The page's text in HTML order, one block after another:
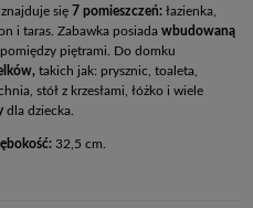
się 7 pomieszczeń: łazienka,
i taras. Zabawka posiada wbudowaną
pomiędzy piętrami. Do domku
takich jak: prysznic, toaleta,
stół z krzesłami, łóżko i wiele
dla dziecka.
32,5 cm.